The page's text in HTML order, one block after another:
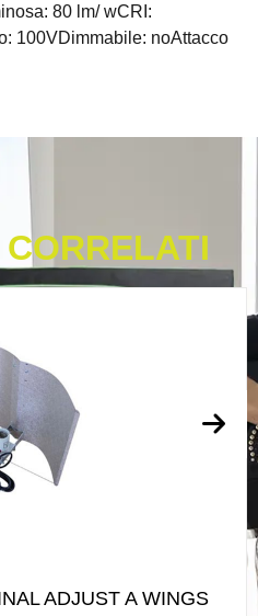
80 lm/ wCRI:
100VDimmabile: noAttacco
ADJUST A WINGS